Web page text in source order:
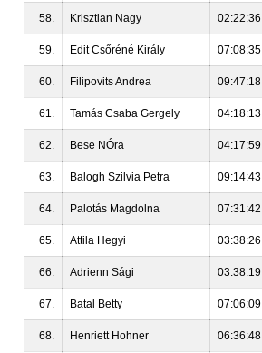
58. Krisztian Nagy 02:22:36
59. Edit Csőréné Király 07:08:35
60. Filipovits Andrea 09:47:18
61. Tamás Csaba Gergely 04:18:13
62. Bese NÓra 04:17:59
63. Balogh Szilvia Petra 09:14:43
64. Palotás Magdolna 07:31:42
65. Attila Hegyi 03:38:26
66. Adrienn Sági 03:38:19
67. Batal Betty 07:06:09
68. Henriett Hohner 06:36:48